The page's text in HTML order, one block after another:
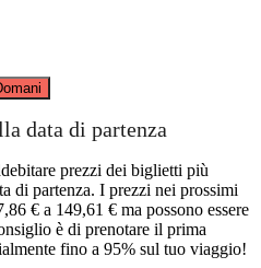
data di partenza
prezzi dei biglietti più
di partenza. I prezzi nei prossimi
€ a 149,61 € ma possono essere
è di prenotare il prima
fino a 95% sul tuo viaggio!